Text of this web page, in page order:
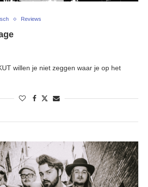
Reviews
willen je niet zeggen waar je op het